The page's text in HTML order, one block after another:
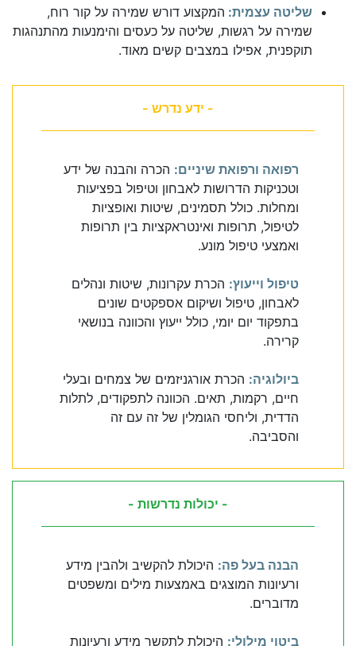
שליטה עצמית: המקצוע דורש שמירה על קור רוח,
שמירה על רגשות, שליטה על כעסים והימנעות מהתנהגות
תוקפנית, אפילו במצבים קשים מאוד.
- ידע נדרש -
רפואה ורפואת שיניים: הכרה והבנה של ידע
וטכניקות הדרושות לאבחון וטיפול בפציעות
ומחלות. כולל תסמינים, שיטות ואופציות
לטיפול, תרופות ואינטראקציות בין תרופות
ואמצעי טיפול מונע.
טיפול וייעוץ: הכרת עקרונות, שיטות ונהלים
לאבחון, טיפול ושיקום אספקטים שונים
בתפקוד יום יומי, כולל ייעוץ והכוונה בנושאי
קרירה.
ביולוגיה: הכרת אורגניזמים של צמחים ובעלי
חיים, רקמות, תאים. הכוונה לתפקודים, לתלות
הדדית, וליחסי הגומלין של זה עם זה
והסביבה.
- יכולות נדרשות -
הבנה בעל פה: היכולת להקשיב ולהבין מידע
ורעיונות המוצגים באמצעות מילים ומשפטים
מדוברים.
ביטוי מילולי: היכולת לתקשר מידע ורעיונות